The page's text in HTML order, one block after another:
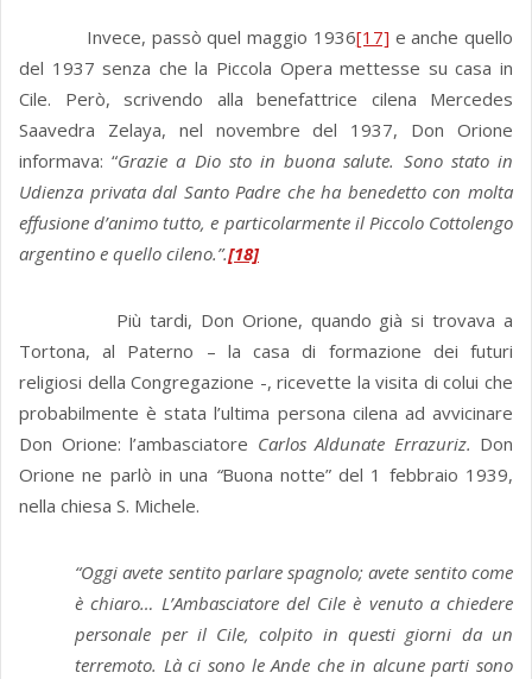
Invece, passò quel maggio 1936[17] e anche quello
del 1937 senza che la Piccola Opera mettesse su casa in
Cile. Però, scrivendo alla benefattrice cilena Mercedes
Saavedra Zelaya, nel novembre del 1937, Don Orione
informava: “Grazie a Dio sto in buona salute. Sono stato in
Udienza privata dal Santo Padre che ha benedetto con molta
effusione d’animo tutto, e particolarmente il Piccolo Cottolengo
argentino e quello cileno.”.[18]
Più tardi, Don Orione, quando già si trovava a
Tortona, al Paterno – la casa di formazione dei futuri
religiosi della Congregazione -, ricevette la visita di colui che
probabilmente è stata l’ultima persona cilena ad avvicinare
Don Orione: l’ambasciatore Carlos Aldunate Errazuriz. Don
Orione ne parlò in una “Buona notte” del 1 febbraio 1939,
nella chiesa S. Michele.
“Oggi avete sentito parlare spagnolo; avete sentito come
è chiaro… L’Ambasciatore del Cile è venuto a chiedere
personale per il Cile, colpito in questi giorni da un
terremoto. Là ci sono le Ande che in alcune parti sono